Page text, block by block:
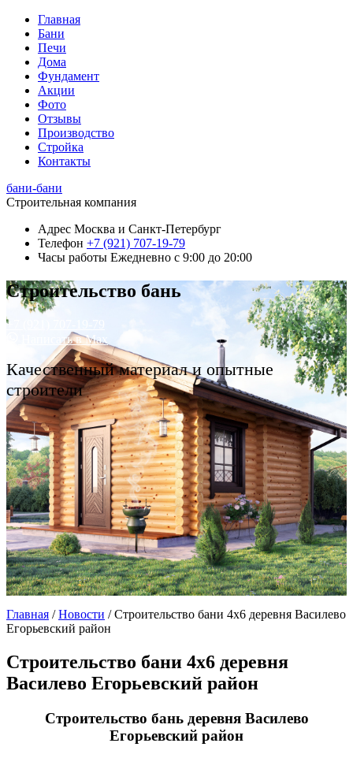
Главная
Бани
Печи
Дома
Фундамент
Акции
Фото
Отзывы
Производство
Стройка
Контакты
бани-бани
Строительная компания
Адрес Москва и Санкт-Петербург
Телефон +7 (921) 707-19-79
Часы работы Ежедневно с 9:00 до 20:00
Строительство бань
+7 (921) 707-19-79
Написать в Max
Качественный материал и опытные
строители
Главная /Новости /Строительство бани 4х6 деревня Василево
Егорьевский район
Строительство бани 4х6 деревня
Василево Егорьевский район
Строительство бань деревня Василево
Егорьевский район